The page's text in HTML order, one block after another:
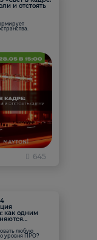
и отстоять
645
как одним
любую
уровня ПРО?